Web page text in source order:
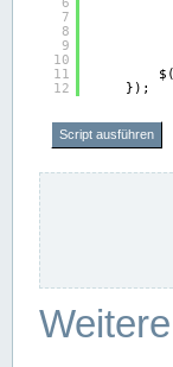
7
8
9
10
11
12
$(
});
Script ausführen